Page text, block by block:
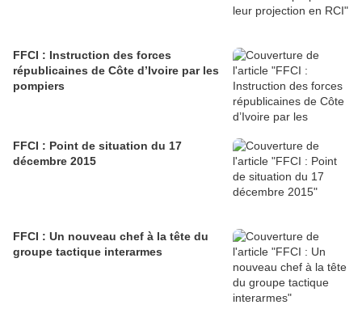
FFCI : Instruction des forces
républicaines de Côte d’Ivoire par les
pompiers
FFCI : Point de situation du 17
décembre 2015
FFCI : Un nouveau chef à la tête du
groupe tactique interarmes